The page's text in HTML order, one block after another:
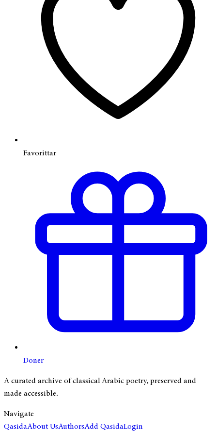
Favorittar
Doner
A curated archive of classical Arabic poetry, preserved and
made accessible.
Navigate
QasidaAbout UsAuthorsAdd QasidaLogin